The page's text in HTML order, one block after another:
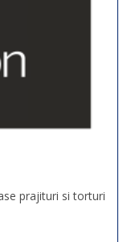
prajituri si torturi